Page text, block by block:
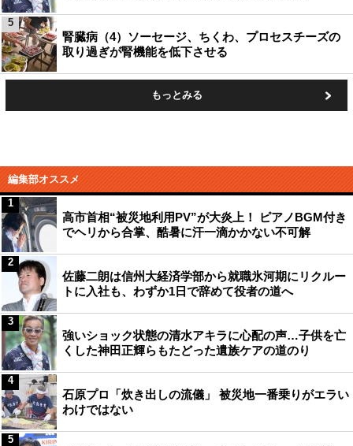
腎臓病（4）ソーセージ、ちくわ、プロセスチーズの
取り過ぎが腎機能を低下させる
5
もっとみる
編集部オススメ
高市首相“被災地利用PV”が大炎上！ ピアノBGM付き
でヘリから合掌、酷暑に汗一滴かかない不可解
1
佐藤二朗は信州大経済学部から就職氷河期にリクルー
トに入社も、わずか1日で辞めて役者の道へ
2
強いショック状態の清水アキラに心配の声…子供を亡
くした神田正輝らもたどった遺族ケアの道のり
3
石原プロ「炊き出しの流儀」 被災地一番乗りがエラい
わけではない
4
5